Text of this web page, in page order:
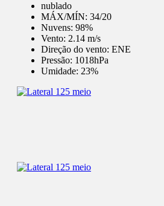
nublado
MÁX/MÍN: 34/20
Nuvens: 98%
Vento: 2.14 m/s
Direção do vento: ENE
Pressão: 1018hPa
Umidade: 23%